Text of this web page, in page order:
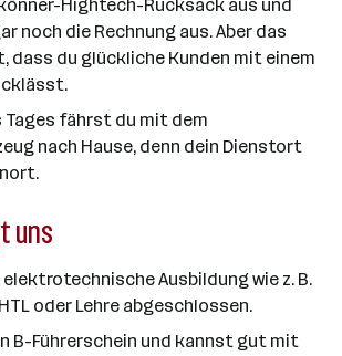
Hightech-Rucksack aus und
noch die Rechnung aus. Aber das
dass du glückliche Kunden mit einem
Tages fährst du mit dem
nach Hause, denn dein Dienstort
uns
elektrotechnische Ausbildung wie z. B.
oder Lehre abgeschlossen.
B-Führerschein und kannst gut mit